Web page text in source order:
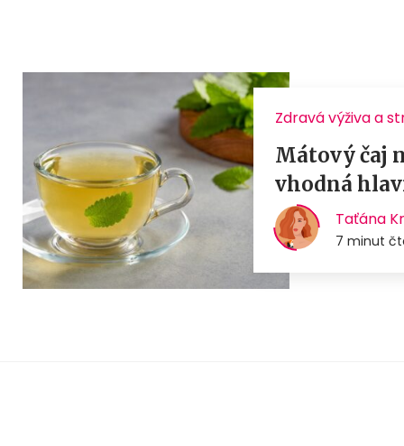
Zdravá výživa a
Mátový čaj
vhodná
Taťána
7 minut